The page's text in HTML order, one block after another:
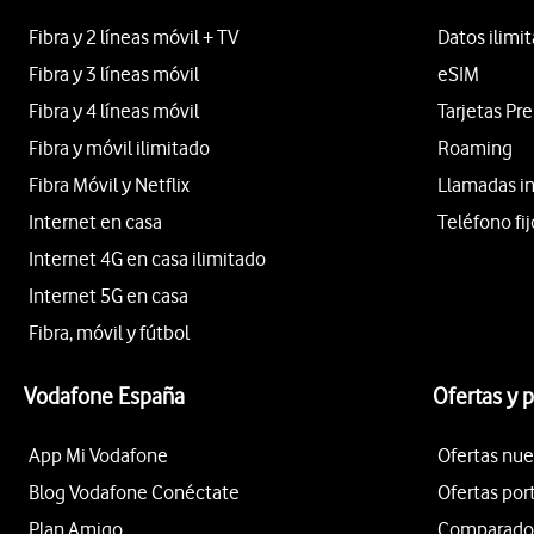
Fibra y 2 líneas móvil + TV
Fibra y 3 líneas móvil
Fibra y 4 líneas móvil
Fibra y móvil ilimitado
Fibra Móvil y Netflix
Internet en casa
Internet 4G en casa ilimitado
Internet 5G en casa
Fibra, móvil y fútbol
Datos
eSIM
Tarjetas
Roaming
Llamadas
Teléfono
Vodafone España
App Mi Vodafone
Blog Vodafone Conéctate
Plan Amigo
Ofertas y
Ofertas
Ofertas